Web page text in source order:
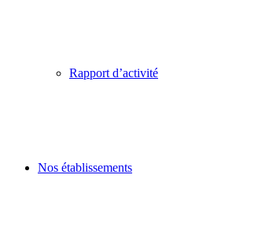
Rapport d’activité
Nos établissements